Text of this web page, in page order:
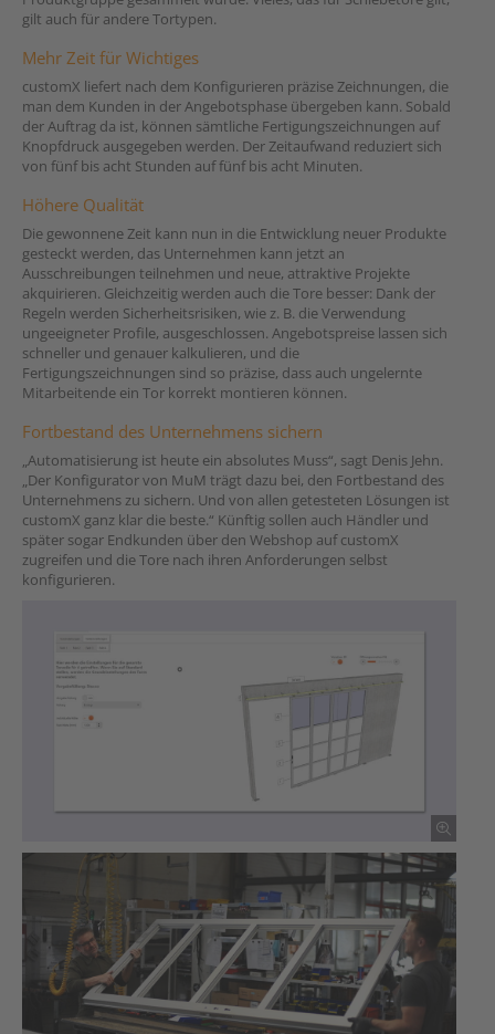
gilt auch für andere Tortypen.
Mehr Zeit für Wichtiges
customX liefert nach dem Konfigurieren präzise Zeichnungen, die
man dem Kunden in der Angebotsphase übergeben kann. Sobald
der Auftrag da ist, können sämtliche Fertigungszeichnungen auf
Knopfdruck ausgegeben werden. Der Zeitaufwand reduziert sich
von fünf bis acht Stunden auf fünf bis acht Minuten.
Höhere Qualität
Die gewonnene Zeit kann nun in die Entwicklung neuer Produkte
gesteckt werden, das Unternehmen kann jetzt an
Ausschreibungen teilnehmen und neue, attraktive Projekte
akquirieren. Gleichzeitig werden auch die Tore besser: Dank der
Regeln werden Sicherheitsrisiken, wie z. B. die Verwendung
ungeeigneter Profile, ausgeschlossen. Angebotspreise lassen sich
schneller und genauer kalkulieren, und die
Fertigungszeichnungen sind so präzise, dass auch ungelernte
Mitarbeitende ein Tor korrekt montieren können.
Fortbestand des Unternehmens sichern
„Automatisierung ist heute ein absolutes Muss“, sagt Denis Jehn.
„Der Konfigurator von MuM trägt dazu bei, den Fortbestand des
Unternehmens zu sichern. Und von allen getesteten Lösungen ist
customX ganz klar die beste.“ Künftig sollen auch Händler und
später sogar Endkunden über den Webshop auf customX
zugreifen und die Tore nach ihren Anforderungen selbst
konfigurieren.